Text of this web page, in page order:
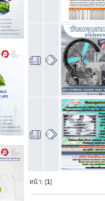
หน้า: [1]